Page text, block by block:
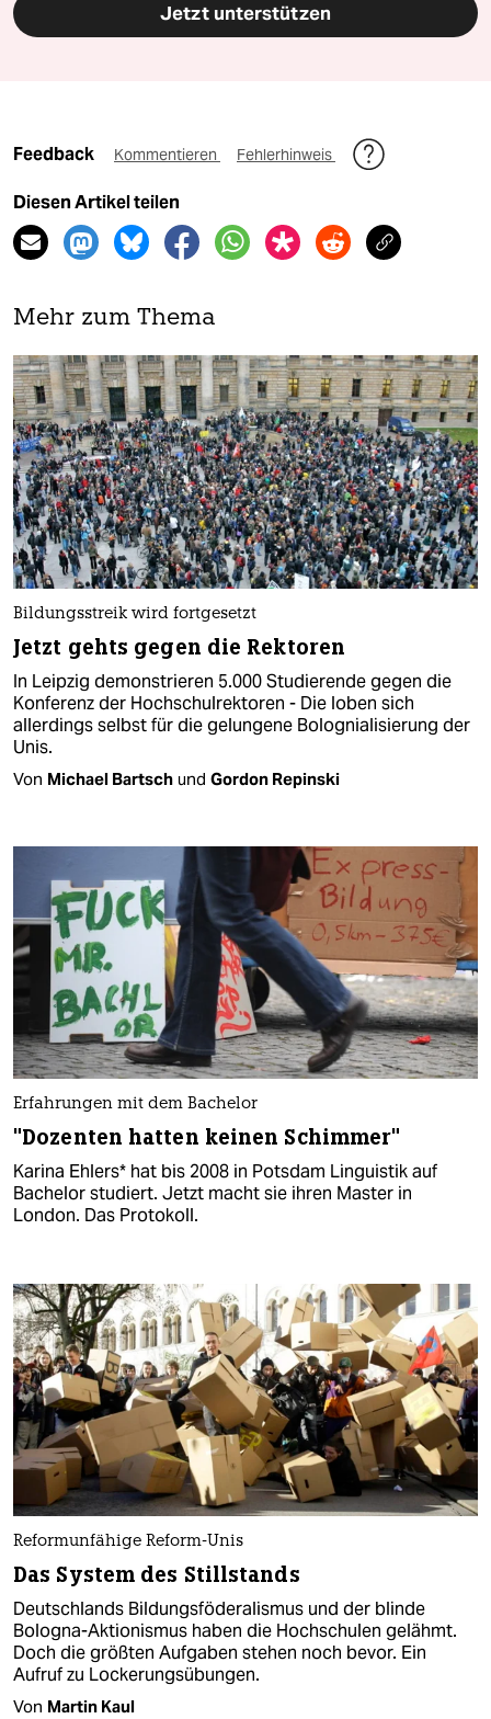
Jetzt unterstützen
Feedback Kommentieren Fehlerhinweis
Diesen Artikel teilen
Mehr zum Thema
Bildungsstreik wird fortgesetzt
Jetzt gehts gegen die Rektoren
In Leipzig demonstrieren 5.000 Studierende gegen die
Konferenz der Hochschulrektoren - Die loben sich
allerdings selbst für die gelungene Bolognialisierung der
Unis.
Von Michael Bartsch und Gordon Repinski
Erfahrungen mit dem Bachelor
"Dozenten hatten keinen Schimmer"
Karina Ehlers* hat bis 2008 in Potsdam Linguistik auf
Bachelor studiert. Jetzt macht sie ihren Master in
London. Das Protokoll.
Reformunfähige Reform-Unis
Das System des Stillstands
Deutschlands Bildungsföderalismus und der blinde
Bologna-Aktionismus haben die Hochschulen gelähmt.
Doch die größten Aufgaben stehen noch bevor. Ein
Aufruf zu Lockerungsübungen.
Von Martin Kaul